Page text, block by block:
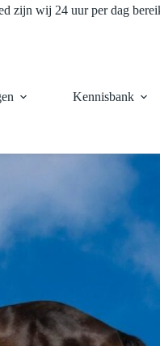
zijn wij 24 uur per dag
Kennisbank